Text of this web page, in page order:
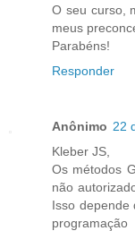
O seu curso,
meus
Parabéns!
Responder
Anônimo 22
Kleber JS,
Os métodos
não
Isso depende